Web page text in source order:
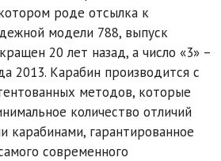
роде отсылка к
модели 788, выпуск
20 лет назад, а число «3» –
2013. Карабин производится с
методов, которые
количество отличий
карабинами, гарантированное
современного